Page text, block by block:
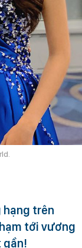
hạng trên
tới vương
gần!